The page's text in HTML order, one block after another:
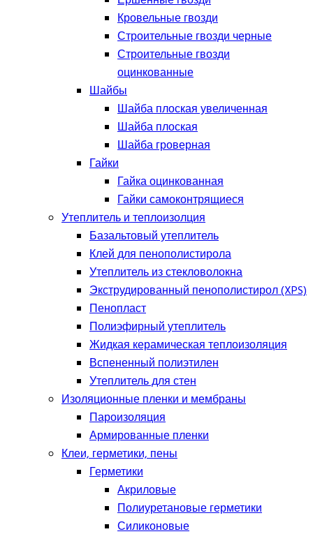
Кровельные гвозди
Строительные гвозди черные
Строительные гвозди
оцинкованные
Шайбы
Шайба плоская увеличенная
Шайба плоская
Шайба гроверная
Гайки
Гайка оцинкованная
Гайки самоконтрящиеся
Утеплитель и теплоизолция
Базальтовый утеплитель
Клей для пенополистирола
Утеплитель из стекловолокна
Экструдированный пенополистирол (XPS)
Пенопласт
Полиэфирный утеплитель
Жидкая керамическая теплоизоляция
Вспененный полиэтилен
Утеплитель для стен
Изоляционные пленки и мембраны
Пароизоляция
Армированные пленки
Клеи, герметики, пены
Герметики
Акриловые
Полиуретановые герметики
Силиконовые